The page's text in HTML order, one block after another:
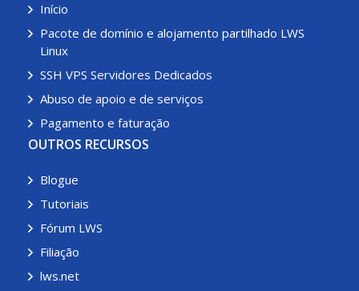
Início
Pacote de domínio e alojamento partilhado LWS
Linux
SSH VPS Servidores Dedicados
Abuso de apoio e de serviços
Pagamento e faturação
OUTROS RECURSOS
Blogue
Tutoriais
Fórum LWS
Filiação
lws.net